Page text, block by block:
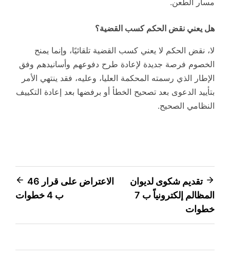
مسار الطعن.
هل يعني نقض الحكم كسب القضية؟
لا، نقض الحكم لا يعني كسب القضية تلقائيًا، وإنما يمنح
الخصوم فرصة جديدة لإعادة طرح دفوعهم وأسانيدهم وفق
الإطار الذي رسمته المحكمة العليا، وعليه، فقد ينتهي الأمر
بتأييد الدعوى بعد تصحيح الخطأ أو برفضها بعد إعادة التكييف
النظامي الصحيح.
تصفّح
المقالات
تقديم شكوى لديوان
المظالم إلكترونياً ب 7
خطوات
الاعتراض على قرار 46
ب 4 خطوات